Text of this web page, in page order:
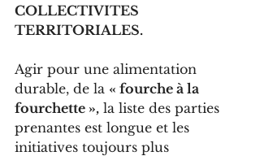
COLLECTIVITES
TERRITORIALES.
Agir pour une alimentation
durable, de la « fourche à la
fourchette », la liste des parties
prenantes est longue et les
initiatives toujours plus